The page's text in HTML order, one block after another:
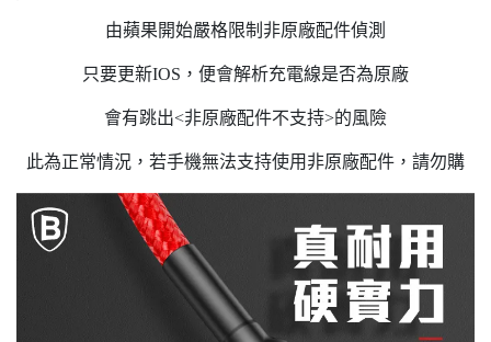
由蘋果開始嚴格限制非原廠配件偵測
只要更新IOS，便會解析充電線是否為原廠
會有跳出<非原廠配件不支持>的風險
此為正常情況，若手機無法支持使用非原廠配件，請勿購